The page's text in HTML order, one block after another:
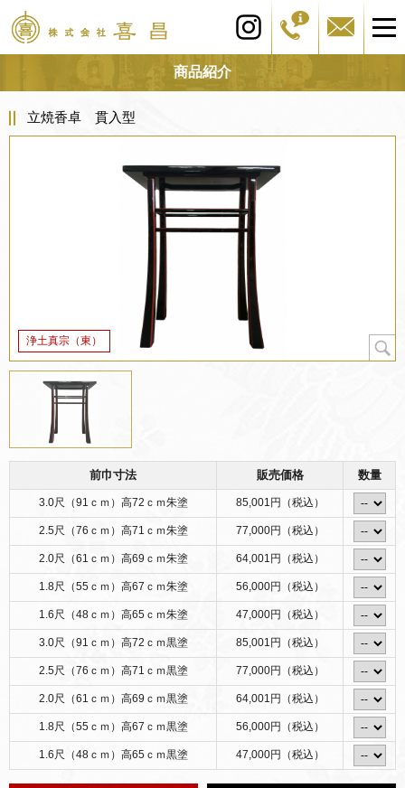
商品紹介
立焼香卓 貫入型
浄土真宗（東）
前巾寸法 販売価格 数量
3.0尺（91ｃｍ）高72ｃｍ朱塗 85,001円（税込）
2.5尺（76ｃｍ）高71ｃｍ朱塗 77,000円（税込）
2.0尺（61ｃｍ）高69ｃｍ朱塗 64,001円（税込）
1.8尺（55ｃｍ）高67ｃｍ朱塗 56,000円（税込）
1.6尺（48ｃｍ）高65ｃｍ朱塗 47,000円（税込）
3.0尺（91ｃｍ）高72ｃｍ黒塗 85,001円（税込）
2.5尺（76ｃｍ）高71ｃｍ黒塗 77,000円（税込）
2.0尺（61ｃｍ）高69ｃｍ黒塗 64,001円（税込）
1.8尺（55ｃｍ）高67ｃｍ黒塗 56,000円（税込）
1.6尺（48ｃｍ）高65ｃｍ黒塗 47,000円（税込）